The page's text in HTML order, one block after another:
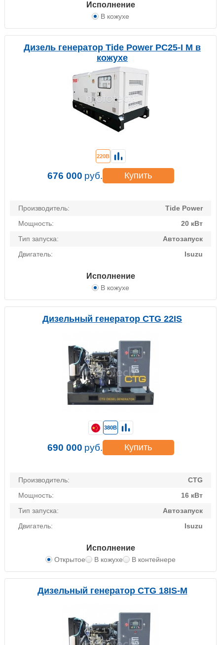
Исполнение
В кожухе
Дизель генератор Tide Power PC25-I M в
кожухе
Производитель:
Tide Power
Мощность:
20 кВт
Тип запуска:
Автозапуск
Двигатель:
Isuzu
Исполнение
В кожухе
220В
676 000 руб. Купить
Дизельный генератор CTG 22IS
Производитель:
CTG
Мощность:
16 кВт
Тип запуска:
Автозапуск
Двигатель:
Isuzu
Исполнение
Открытое В кожухе В контейнере
380В
690 000 руб. Купить
Дизельный генератор CTG 18IS-M